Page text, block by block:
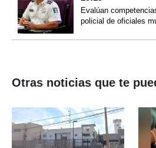
Evalúan
policial de oficiales
Otras noticias que te